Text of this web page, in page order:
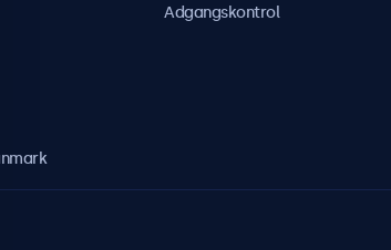
Adgangskontrol